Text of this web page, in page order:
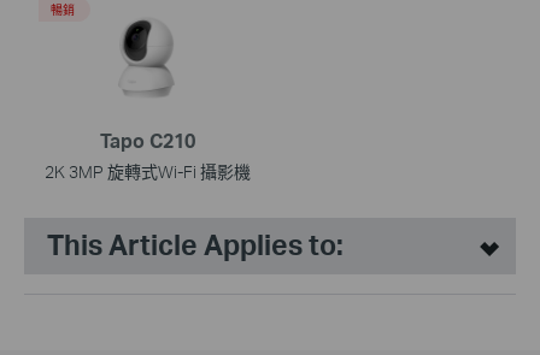
Tapo C210
2K 3MP 旋轉式Wi-Fi 攝影機
暢銷
This Article Applies to: